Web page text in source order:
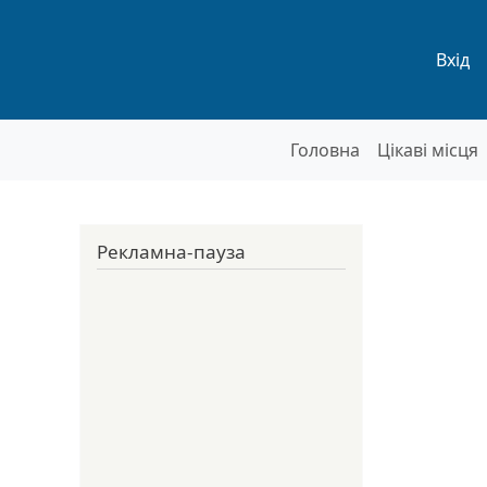
Вхід
Основна
Головна
Цікаві місця
Рекламна-пауза